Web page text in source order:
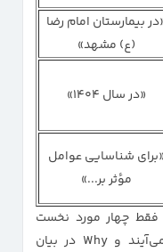
بیمارستان امام رضا
(ع) مشهد»
«در سال ۱۴۰۴»
«برای شناسایی عوامل
مؤثر بر...»
فقط چهار مورد نخست
(What, Who, Where, When) صریح می‌آیند و Why در بیان